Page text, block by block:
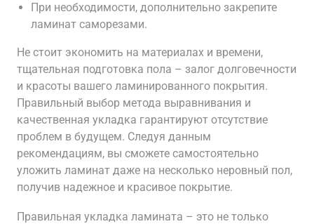
При необходимости, дополнительно закрепите
ламинат саморезами.
Не стоит экономить на материалах и времени,
тщательная подготовка пола – залог долговечности
и красоты вашего ламинированного покрытия.
Правильный выбор метода выравнивания и
качественная укладка гарантируют отсутствие
проблем в будущем. Следуя данным
рекомендациям, вы сможете самостоятельно
уложить ламинат даже на несколько неровный пол,
получив надежное и красивое покрытие.
Правильная укладка ламината – это не только